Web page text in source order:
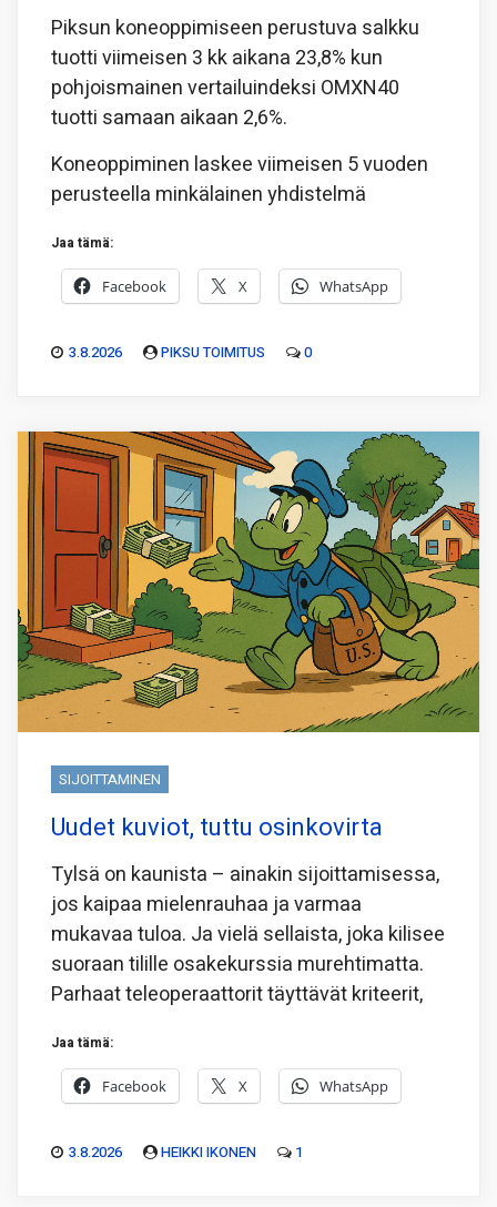
Piksun koneoppimiseen perustuva salkku
tuotti viimeisen 3 kk aikana 23,8% kun
pohjoismainen vertailuindeksi OMXN40
tuotti samaan aikaan 2,6%.
Koneoppiminen laskee viimeisen 5 vuoden
perusteella minkälainen yhdistelmä
Jaa tämä:
Facebook X WhatsApp
3.8.2026 PIKSU TOIMITUS 0
SIJOITTAMINEN
Uudet kuviot, tuttu osinkovirta
Tylsä on kaunista – ainakin sijoittamisessa,
jos kaipaa mielenrauhaa ja varmaa
mukavaa tuloa. Ja vielä sellaista, joka kilisee
suoraan tilille osakekurssia murehtimatta.
Parhaat teleoperaattorit täyttävät kriteerit,
Jaa tämä:
Facebook X WhatsApp
3.8.2026 HEIKKI IKONEN 1